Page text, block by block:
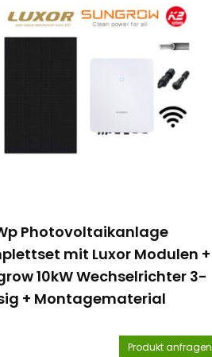
Photovoltaikanlage
mit Luxor Modulen +
10kW Wechselrichter 3-
+ Montagematerial
Produkt anfragen